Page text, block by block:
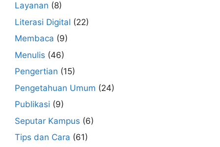
Layanan (8)
Literasi Digital (22)
Membaca (9)
Menulis (46)
Pengertian (15)
Pengetahuan Umum (24)
Publikasi (9)
Seputar Kampus (6)
Tips dan Cara (61)